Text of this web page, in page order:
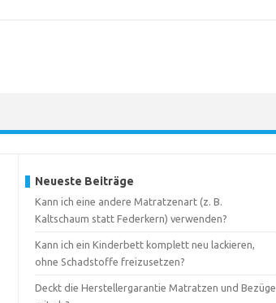
Neueste Beiträge
Kann ich eine andere Matratzenart (z. B.
Kaltschaum statt Federkern) verwenden?
Kann ich ein Kinderbett komplett neu lackieren,
ohne Schadstoffe freizusetzen?
Deckt die Herstellergarantie Matratzen und Bezüge